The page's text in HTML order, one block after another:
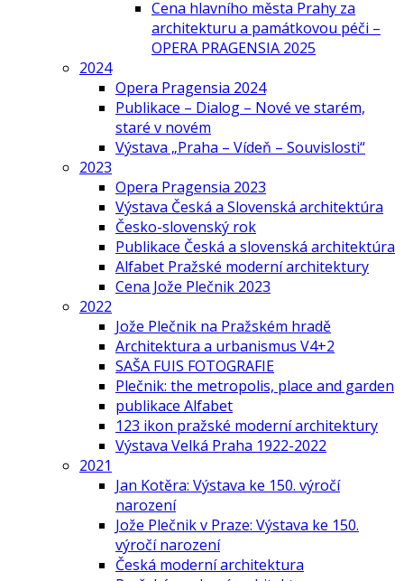
Cena hlavního města Prahy za
architekturu a památkovou péči –
OPERA PRAGENSIA 2025
2024
Opera Pragensia 2024
Publikace – Dialog – Nové ve starém,
staré v novém
Výstava „Praha – Vídeň – Souvislosti“
2023
Opera Pragensia 2023
Výstava Česká a Slovenská architektúra
Česko-slovenský rok
Publikace Česká a slovenská architektúra
Alfabet Pražské moderní architektury
Cena Jože Plečnik 2023
2022
Jože Plečnik na Pražském hradě
Architektura a urbanismus V4+2
SAŠA FUIS FOTOGRAFIE
Plečnik: the metropolis, place and garden
publikace Alfabet
123 ikon pražské moderní architektury
Výstava Velká Praha 1922-2022
2021
Jan Kotěra: Výstava ke 150. výročí
narození
Jože Plečnik v Praze: Výstava ke 150.
výročí narození
Česká moderní architektura